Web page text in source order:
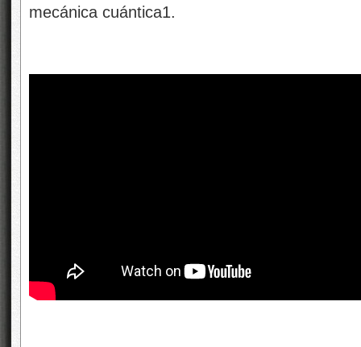
mecánica cuántica1.